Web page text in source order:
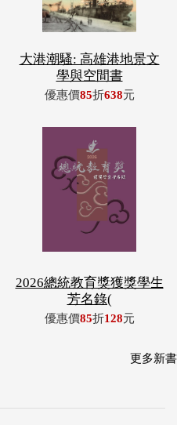
大港潮騷: 高雄港地景文
學與空間書
優惠價85折638元
2026總統教育獎獲獎學生
芳名錄(
優惠價85折128元
更多新書